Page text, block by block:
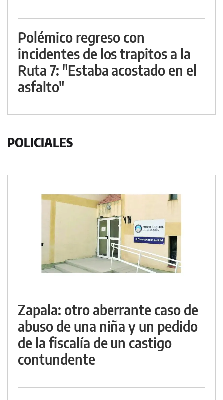
Polémico regreso con
incidentes de los trapitos a la
Ruta 7: "Estaba acostado en el
asfalto"
POLICIALES
Zapala: otro aberrante caso de
abuso de una niña y un pedido
de la fiscalía de un castigo
contundente